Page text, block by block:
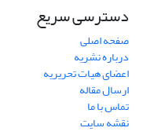
دسترسی سریع
صفحه اصلی
درباره نشریه
اعضای هیات تحریریه
ارسال مقاله
تماس با ما
نقشه سایت